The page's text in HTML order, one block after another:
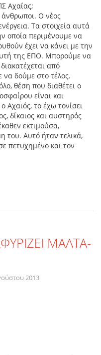
Αχαΐας;
Ο νέος
Τα στοιχεία αυτά
οποία περιμένουμε να
έχει να κάνει με την
της ΕΠΟ. Μπορούμε να
από
να δούμε στο τέλος.
θέση που διαθέτει ο
είναι και
Αχαιός, το έχω τονίσει
δίκαιος και αυστηρός
εκτιμούσα,
του. Αυτό ήταν τελικά,
πετυχημένο και τον
ΜΑΛΤΑ-
2013